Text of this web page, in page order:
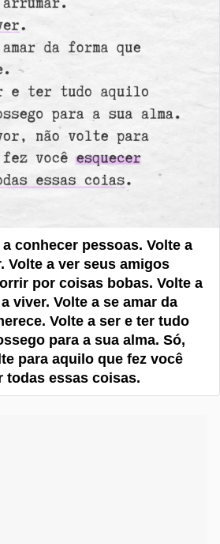
conhecer pessoas. Volte a
Volte a ver seus amigos
por coisas bobas. Volte a
viver. Volte a se amar da
Volte a ser e ter tudo
para a sua alma. Só,
para aquilo que fez você
todas essas coisas.